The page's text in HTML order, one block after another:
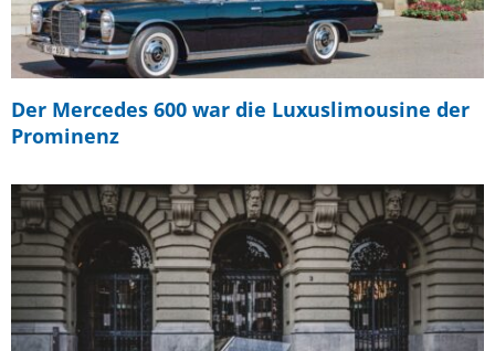
Der Mercedes 600 war die Luxuslimousine der
Prominenz